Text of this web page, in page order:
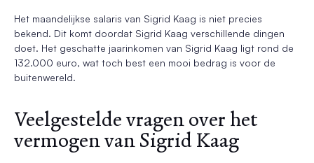
Het maandelijkse salaris van Sigrid Kaag is niet precies
bekend. Dit komt doordat Sigrid Kaag verschillende dingen
doet. Het geschatte jaarinkomen van Sigrid Kaag ligt rond de
132.000 euro, wat toch best een mooi bedrag is voor de
buitenwereld.
Veelgestelde vragen over het
vermogen van Sigrid Kaag